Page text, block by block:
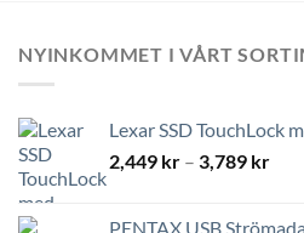
NYINKOMMET I VÅRT
Lexar SSD TouchLock
2,449 kr – 3,789 kr
PENTAX USB